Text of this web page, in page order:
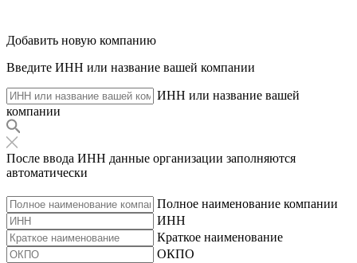
Добавить новую компанию
Введите ИНН или название вашей компании
ИНН или название вашей
компании
После ввода ИНН данные организации заполняются
автоматически
Полное наименование компании
ИНН
Краткое наименование
ОКПО